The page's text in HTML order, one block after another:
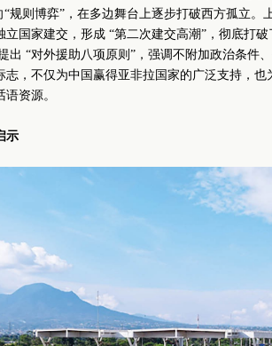
“规则博弈”，在多边舞台上逐步打破西方孤立。
国家建交，形成 “第二次建交高潮”，彻底打破
“对外援助八项原则”，强调不附加政治条件
志，不仅为中国赢得亚非拉国家的广泛支持，
资源。
示